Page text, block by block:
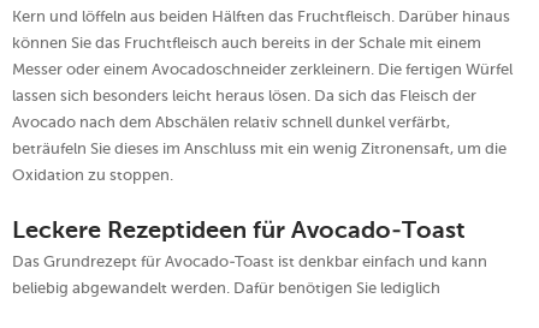
Kern und löffeln aus beiden Hälften das Fruchtfleisch. Darüber hinaus
können Sie das Fruchtfleisch auch bereits in der Schale mit einem
Messer oder einem Avocadoschneider zerkleinern. Die fertigen Würfel
lassen sich besonders leicht heraus lösen. Da sich das Fleisch der
Avocado nach dem Abschälen relativ schnell dunkel verfärbt,
beträufeln Sie dieses im Anschluss mit ein wenig Zitronensaft, um die
Oxidation zu stoppen.
Leckere Rezeptideen für Avocado-Toast
Das Grundrezept für Avocado-Toast ist denkbar einfach und kann
beliebig abgewandelt werden. Dafür benötigen Sie lediglich